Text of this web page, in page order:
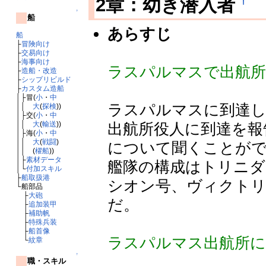
↑
船
船
├冒険向け
├交易向け
├海事向け
├造船・改造
├シップリビルド
├カスタム造船
│├冒(小・ 中
大(探検))
│├交(小・ 中
大(輸送))
│├海(小・ 中
大(戦闘)
││ (櫂船))
│├素材データ
│└付加スキル
├船取扱港
└船部品
├大砲
├追加装甲
├補助帆
├特殊兵装
├船首像
└紋章
↑
職・スキル
2章：幼き潜入者
あらすじ
ラスパルマスで出航
ラスパルマスに到達
出航所役人に到達を
について聞くことが
艦隊の構成はトリニ
シオン号、ヴィクト
だ。
ラスパルマス出航所